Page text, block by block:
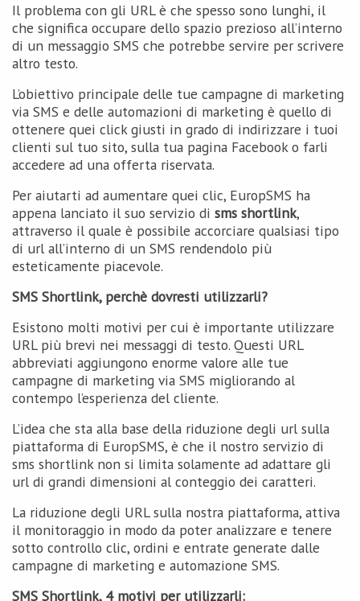
Il problema con gli URL è che spesso sono lunghi, il
che significa occupare dello spazio prezioso all’interno
di un messaggio SMS che potrebbe servire per scrivere
altro testo.
L’obiettivo principale delle tue campagne di marketing
via SMS e delle automazioni di marketing è quello di
ottenere quei click giusti in grado di indirizzare i tuoi
clienti sul tuo sito, sulla tua pagina Facebook o farli
accedere ad una offerta riservata.
Per aiutarti ad aumentare quei clic, EuropSMS ha
appena lanciato il suo servizio di sms shortlink,
attraverso il quale è possibile accorciare qualsiasi tipo
di url all’interno di un SMS rendendolo più
esteticamente piacevole.
SMS Shortlink, perchè dovresti utilizzarli?
Esistono molti motivi per cui è importante utilizzare
URL più brevi nei messaggi di testo. Questi URL
abbreviati aggiungono enorme valore alle tue
campagne di marketing via SMS migliorando al
contempo l’esperienza del cliente.
L’idea che sta alla base della riduzione degli url sulla
piattaforma di EuropSMS, è che il nostro servizio di
sms shortlink non si limita solamente ad adattare gli
url di grandi dimensioni al conteggio dei caratteri.
La riduzione degli URL sulla nostra piattaforma, attiva
il monitoraggio in modo da poter analizzare e tenere
sotto controllo clic, ordini e entrate generate dalle
campagne di marketing e automazione SMS.
SMS Shortlink, 4 motivi per utilizzarli: